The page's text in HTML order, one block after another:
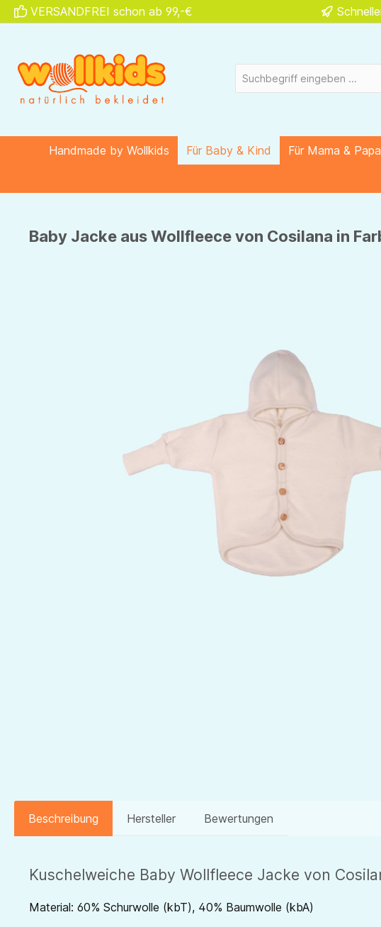
Zur Hauptnavigation springen
VERSANDFREI schon ab 99,-€
Handmade by Wollkids Für Baby & Kind Für Mama & Papa
Baby Jacke aus Wollfleece von Cosilana in
Beschreibung Hersteller Bewertungen
Kuschelweiche Baby Wollfleece Jacke von
Material: 60% Schurwolle (kbT), 40% Baumwolle (kbA)